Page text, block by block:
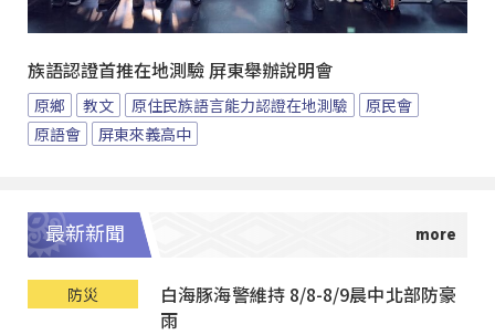
族語認證首推在地測驗 屏東舉辦說明會
原鄉 教文 原住民族語言能力認證在地測驗
原民會
原語會
屏東來義高中
最新新聞
防災
白海豚海警維持 8/8-8/9晨中北部防豪
雨